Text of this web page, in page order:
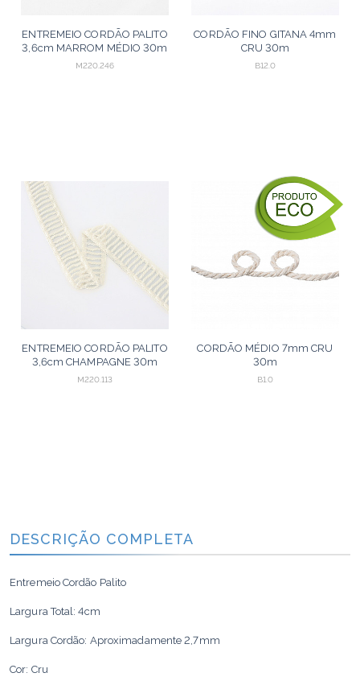
ENTREMEIO CORDÃO PALITO
3,6cm MARROM MÉDIO 30m
M220.246
CORDÃO FINO GITANA 4mm
CRU 30m
B12.0
ENTREMEIO CORDÃO PALITO
3,6cm CHAMPAGNE 30m
M220.113
CORDÃO MÉDIO 7mm CRU
30m
B1.0
DESCRIÇÃO COMPLETA
Entremeio Cordão Palito
Largura Total: 4cm
Largura Cordão: Aproximadamente 2,7mm
Cor: Cru